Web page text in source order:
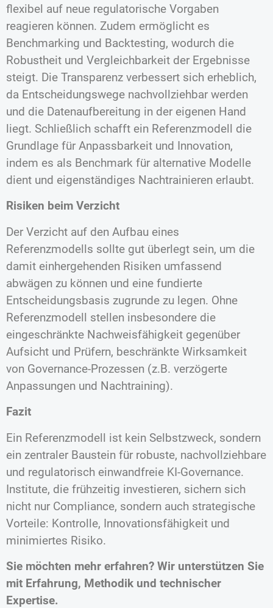
flexibel auf neue regulatorische Vorgaben
reagieren können. Zudem ermöglicht es
Benchmarking und Backtesting, wodurch die
Robustheit und Vergleichbarkeit der Ergebnisse
steigt. Die Transparenz verbessert sich erheblich,
da Entscheidungswege nachvollziehbar werden
und die Datenaufbereitung in der eigenen Hand
liegt. Schließlich schafft ein Referenzmodell die
Grundlage für Anpassbarkeit und Innovation,
indem es als Benchmark für alternative Modelle
dient und eigenständiges Nachtrainieren erlaubt.
Risiken beim Verzicht
Der Verzicht auf den Aufbau eines
Referenzmodells sollte gut überlegt sein, um die
damit einhergehenden Risiken umfassend
abwägen zu können und eine fundierte
Entscheidungsbasis zugrunde zu legen. Ohne
Referenzmodell stellen insbesondere die
eingeschränkte Nachweisfähigkeit gegenüber
Aufsicht und Prüfern, beschränkte Wirksamkeit
von Governance-Prozessen (z.B. verzögerte
Anpassungen und Nachtraining).
Fazit
Ein Referenzmodell ist kein Selbstzweck, sondern
ein zentraler Baustein für robuste, nachvollziehbare
und regulatorisch einwandfreie KI-Governance.
Institute, die frühzeitig investieren, sichern sich
nicht nur Compliance, sondern auch strategische
Vorteile: Kontrolle, Innovationsfähigkeit und
minimiertes Risiko.
Sie möchten mehr erfahren? Wir unterstützen Sie
mit Erfahrung, Methodik und technischer
Expertise.